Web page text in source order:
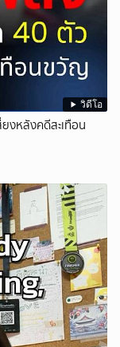
วิดีโอ
งหลังคดีสะเทือน